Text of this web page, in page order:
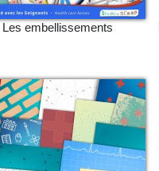
Les embellissements